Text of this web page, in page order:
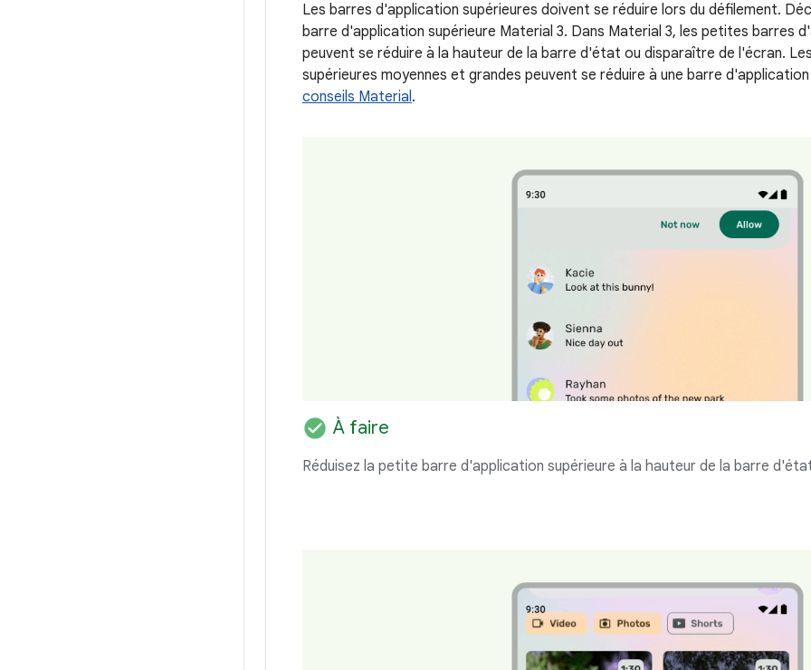
Les barres d'application supérieures doivent se réduire lors du défilement.
barre d'application supérieure Material 3. Dans Material 3, les petites barres
peuvent se réduire à la hauteur de la barre d'état ou disparaître de l'écran.
supérieures moyennes et grandes peuvent se réduire à une barre
conseils Material.
check_circle À faire
Réduisez la petite barre d'application supérieure à la hauteur de la barre